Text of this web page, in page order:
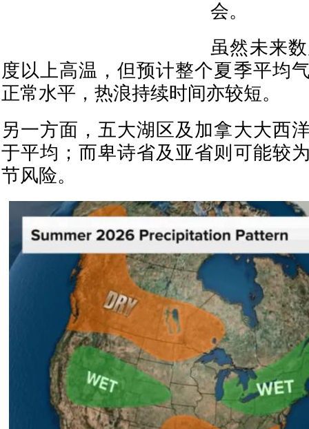
会。
虽然未来
度以上高温，但预计整个夏季平均
正常水平，热浪持续时间亦较短。
另一方面，五大湖区及加拿大大西
于平均；而卑诗省及亚省则可能较
节风险。